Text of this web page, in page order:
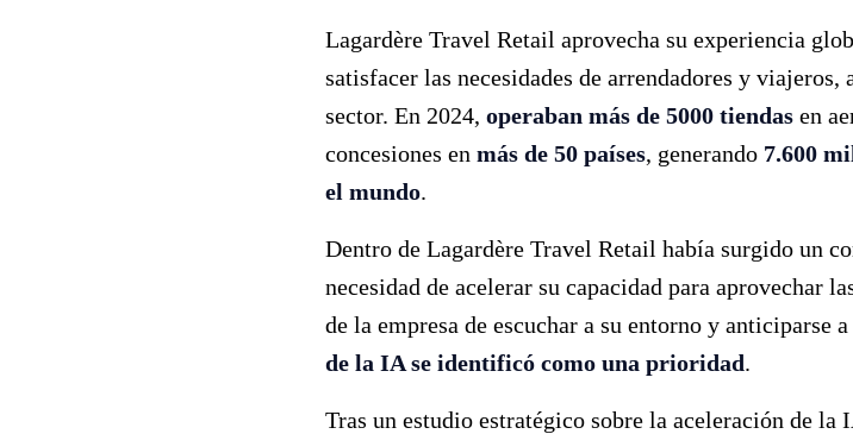
Lagardère Travel Retail aprovecha su experiencia
satisfacer las necesidades de arrendadores y
sector. En 2024, operaban más de 5000 tiendasen
concesiones en más de 50 países, generando 7.600
el mundo.
Dentro de Lagardère Travel Retail había surgido un
necesidad de acelerar su capacidad para aprovechar
de la empresa de escuchar a su entorno y anticiparse
de la IA se identificó como una prioridad.
Tras un estudio estratégico sobre la aceleración de